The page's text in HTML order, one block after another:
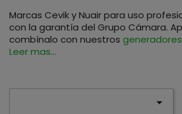
Marcas Cevik y Nuair para uso
con la garantía del Grupo Cámara.
combínalo con nuestros generadores
Leer mas...
